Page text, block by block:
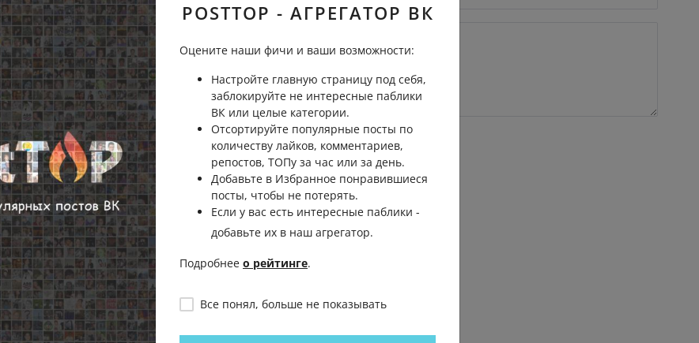
Пожаловаться
Пожаловаться
Отправить на рассмотрение
POSTTOP - АГРЕГАТОР ВК
Оцените наши фичи и ваши возможности:
Настройте главную страницу под себя,
заблокируйте не интересные паблики
ВК или целые категории.
Отсортируйте популярные посты по
количеству лайков, комментариев,
репостов, ТОПу за час или за день.
Добавьте в Избранное понравившиеся
посты, чтобы не потерять.
Если у вас есть интересные паблики -
добавьте их в наш агрегатор.
Подробнее о рейтинге.
Все понял, больше не показывать